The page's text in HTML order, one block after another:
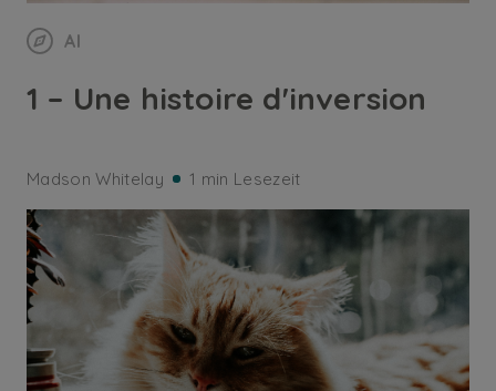
AI
1 – Une histoire d'inversion
Madson Whitelay 1 min Lesezeit